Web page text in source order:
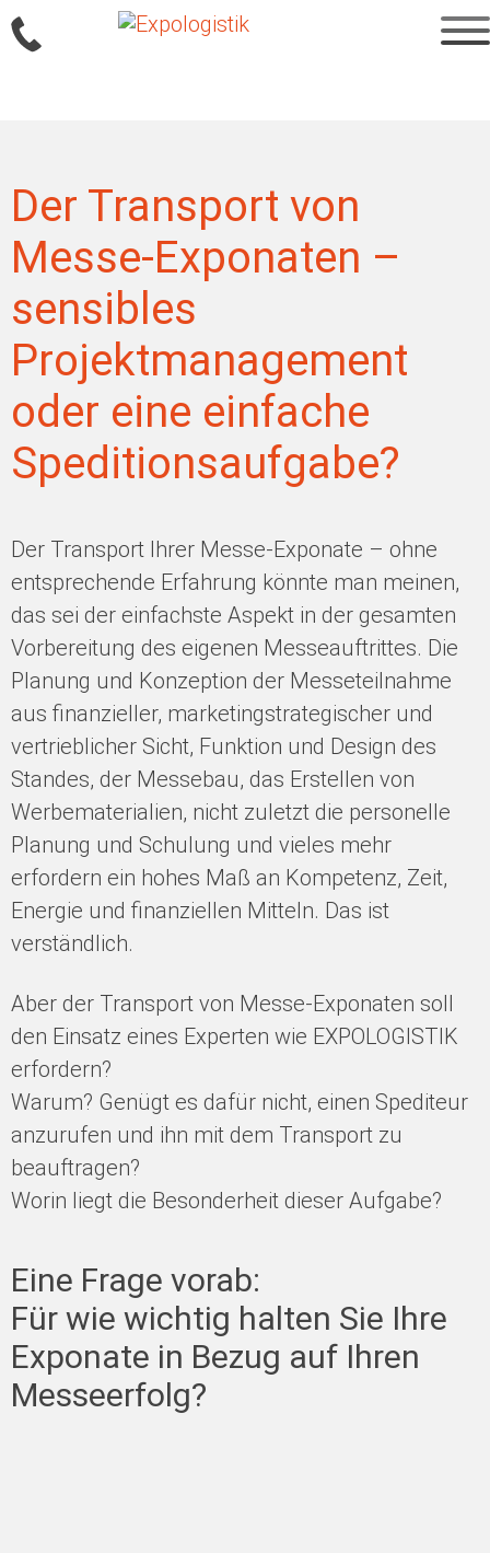
Sprung
zum
Der Transport von
Messe-Exponaten –
sensibles
Projektmanagement
oder eine einfache
Speditionsaufgabe?
Der Transport Ihrer Messe-Exponate – ohne
entsprechende Erfahrung könnte man meinen,
das sei der einfachste Aspekt in der gesamten
Vorbereitung des eigenen Messeauftrittes. Die
Planung und Konzeption der Messeteilnahme
aus finanzieller, marketingstrategischer und
vertrieblicher Sicht, Funktion und Design des
Standes, der Messebau, das Erstellen von
Werbematerialien, nicht zuletzt die personelle
Planung und Schulung und vieles mehr
erfordern ein hohes Maß an Kompetenz, Zeit,
Energie und finanziellen Mitteln. Das ist
verständlich.
Aber der Transport von Messe-Exponaten soll
den Einsatz eines Experten wie EXPOLOGISTIK
erfordern?
Warum? Genügt es dafür nicht, einen Spediteur
anzurufen und ihn mit dem Transport zu
beauftragen?
Worin liegt die Besonderheit dieser Aufgabe?
Eine Frage vorab:
Für wie wichtig halten Sie Ihre
Exponate in Bezug auf Ihren
Messeerfolg?